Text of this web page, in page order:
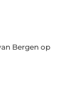
Bergen op